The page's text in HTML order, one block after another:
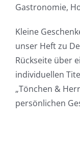
Gastronomie,
Kleine
unser Heft zu
Rückseite über
individuellen
„Tönchen &
persönlichen